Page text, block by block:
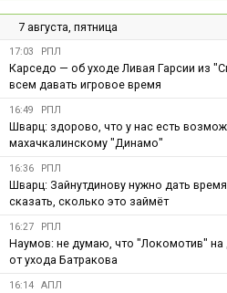
7 августа, пятница
17:03 РПЛ
Карседо — об уходе Ливая Гарсии из
всем давать игровое время
16:49 РПЛ
Шварц: здорово, что у нас есть
махачкалинскому "Динамо"
16:36 РПЛ
Шварц: Зайнутдинову нужно дать
сказать, сколько это займёт
16:27 РПЛ
Наумов: не думаю, что "Локомотив" на
от ухода Батракова
16:14 АПЛ